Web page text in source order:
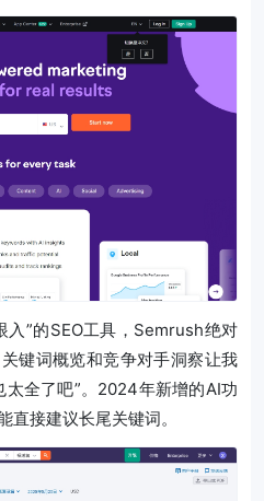
入”的SEO工具，Semrush绝对
键词概览和竞争对手洞察让我
太全了吧”。2024年新增的AI功
直接建议长尾关键词。